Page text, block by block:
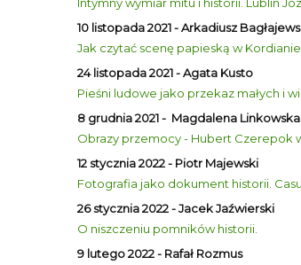
10 listopada 2021 - Arkadiusz
Jak czytać scenę papieską w
24 listopada 2021 - Agata Kusto
Pieśni ludowe jako przekaz małych i
8 grudnia 2021 - Magdalena Linkowska
Obrazy przemocy - Hubert Czerepok
12 stycznia 2022 - Piotr Majewski
Fotografia jako dokument historii.
26 stycznia 2022 - Jacek Jaźwierski
O niszczeniu pomników historii.
9 lutego 2022 - Rafał Rozmus